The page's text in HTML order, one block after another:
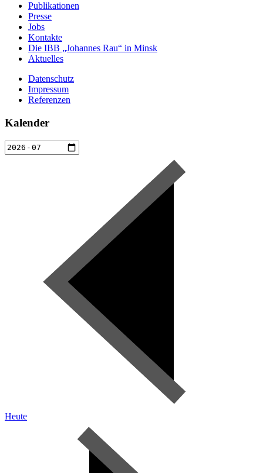
Publikationen
Presse
Jobs
Kontakte
Die IBB „Johannes Rau“ in Minsk
Aktuelles
Datenschutz
Impressum
Referenzen
Kalender
Heute